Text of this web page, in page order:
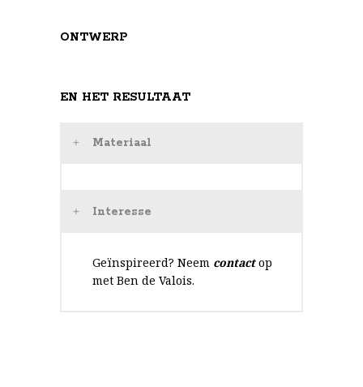
ONTWERP
EN HET RESULTAAT
Materiaal
Interesse
Geïnspireerd? Neem contactop
met Ben de Valois.